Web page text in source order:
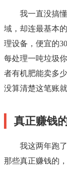
我一直没搞
域，却连最基本
理设备，便宜的
每处理一吨垃圾
者有机肥能卖多
没算清楚这笔账就
真正赚钱
我这两年跑
那些真正赚钱的